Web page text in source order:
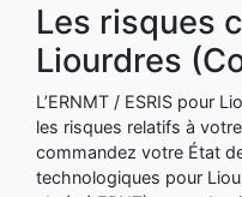
Les risques
Liourdres
L’ERNMT / ESRIS pour
les risques relatifs à
commandez votre État
technologiques pour